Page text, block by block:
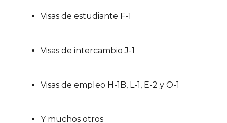
Visas de estudiante F-1
Visas de intercambio J-1
Visas de empleo H-1B, L-1, E-2 y O-1
Y muchos otros